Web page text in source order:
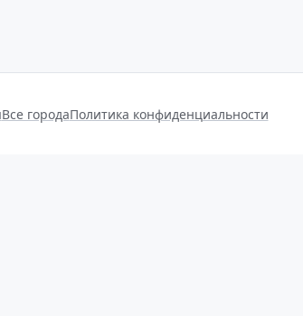
Все городаПолитика конфиденциальности